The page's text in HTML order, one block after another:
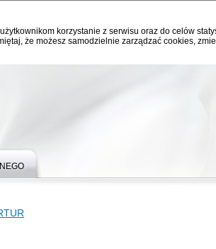
korzystanie z serwisu oraz do celów
że możesz samodzielnie zarządzać cookies,